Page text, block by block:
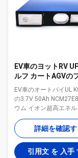
PTC...
EV車のヨットRV
ルフ カートAGVの
リフトのトラクタ
ルギー蓄積 リチウ
電池細胞3.7V 50Ah
EV車のオートバイUL
の3.7V 50Ah
ウム イオン超高エネル
の無毒な充電電池 速
サイズ
わずかな電圧:3.7V 3.
量:50Ah 4. 重量
的な充満方法:CC/CV
詳細を確認す
引用文 を 入手